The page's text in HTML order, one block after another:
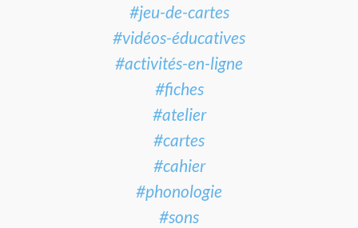
#jeu-de-cartes
#vidéos-éducatives
#activités-en-ligne
#fiches
#atelier
#cartes
#cahier
#phonologie
#sons